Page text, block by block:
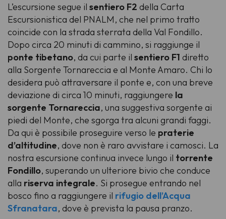
L’escursione segue il sentiero F2 della Carta
Escursionistica del PNALM, che nel primo tratto
coincide con la strada sterrata della Val Fondillo.
Dopo circa 20 minuti di cammino, si raggiunge il
ponte tibetano, da cui parte il sentiero F1 diretto
alla Sorgente Tornareccia e al Monte Amaro. Chi lo
desidera può attraversare il ponte e, con una breve
deviazione di circa 10 minuti, raggiungere la
sorgente Tornareccia, una suggestiva sorgente ai
piedi del Monte, che sgorga tra alcuni grandi faggi.
Da qui è possibile proseguire verso le praterie
d’altitudine, dove non è raro avvistare i camosci. La
nostra escursione continua invece lungo il torrente
Fondillo, superando un ulteriore bivio che conduce
alla riserva integrale. Si prosegue entrando nel
bosco fino a raggiungere il rifugio dell’Acqua
Sfranatara, dove è prevista la pausa pranzo.